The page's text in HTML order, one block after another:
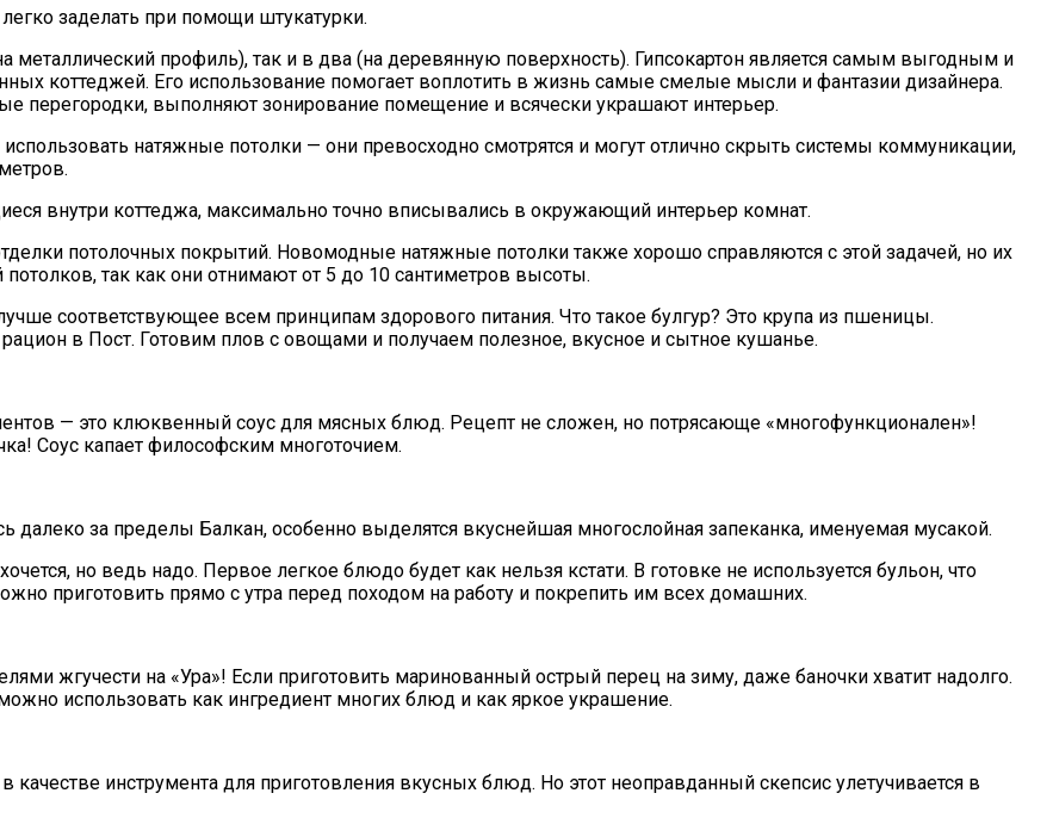
заделать при помощи штукатурки.
металлический профиль), так и в два (на деревянную поверхность). Гипсокартон является самым выгодным и
коттеджей. Его использование помогает воплотить в жизнь самые смелые мысли и фантазии дизайнера.
перегородки, выполняют зонирование помещение и всячески украшают интерьер.
натяжные потолки — они превосходно смотрятся и могут отлично скрыть системы коммуникации,
внутри коттеджа, максимально точно вписывались в окружающий интерьер комнат.
потолочных покрытий. Новомодные натяжные потолки также хорошо справляются с этой задачей, но их
так как они отнимают от 5 до 10 сантиметров высоты.
соответствующее всем принципам здорового питания. Что такое булгур? Это крупа из пшеницы.
в Пост. Готовим плов с овощами и получаем полезное, вкусное и сытное кушанье.
— это клюквенный соус для мясных блюд. Рецепт не сложен, но потрясающе «многофункционален»!
Соус капает философским многоточием.
далеко за пределы Балкан, особенно выделятся вкуснейшая многослойная запеканка, именуемая мусакой.
но ведь надо. Первое легкое блюдо будет как нельзя кстати. В готовке не используется бульон, что
приготовить прямо с утра перед походом на работу и покрепить им всех домашних.
жгучести на «Ура»! Если приготовить маринованный острый перец на зиму, даже баночки хватит надолго.
использовать как ингредиент многих блюд и как яркое украшение.
инструмента для приготовления вкусных блюд. Но этот неоправданный скепсис улетучивается в